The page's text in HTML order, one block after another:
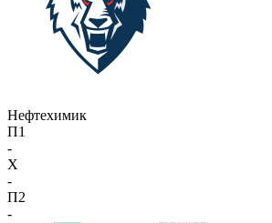
Нефтехимик
П1
-
X
-
П2
-